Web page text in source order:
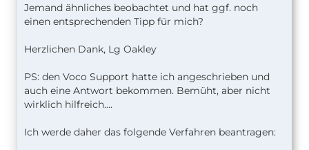
Jemand ähnliches beobachtet und hat ggf. noch
einen entsprechenden Tipp für mich?
Herzlichen Dank, Lg Oakley
PS: den Voco Support hatte ich angeschrieben und
auch eine Antwort bekommen. Bemüht, aber nicht
wirklich hilfreich....
Ich werde daher das folgende Verfahren beantragen: